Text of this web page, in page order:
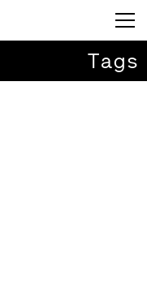
Tags